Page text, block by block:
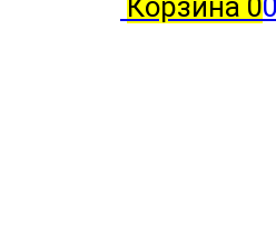
Корзина 0